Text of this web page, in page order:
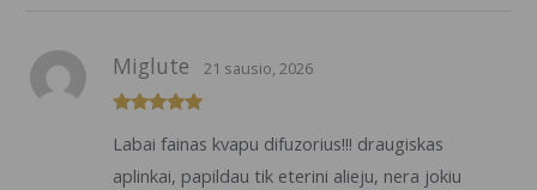
5 iš 5
Miglute 21 sausio, 2026
Labai fainas kvapu difuzorius!!! draugiskas
aplinkai, papildau tik eterini alieju, nera jokiu